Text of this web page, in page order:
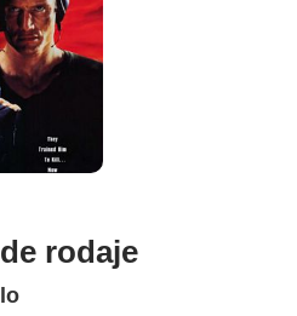
rodaje